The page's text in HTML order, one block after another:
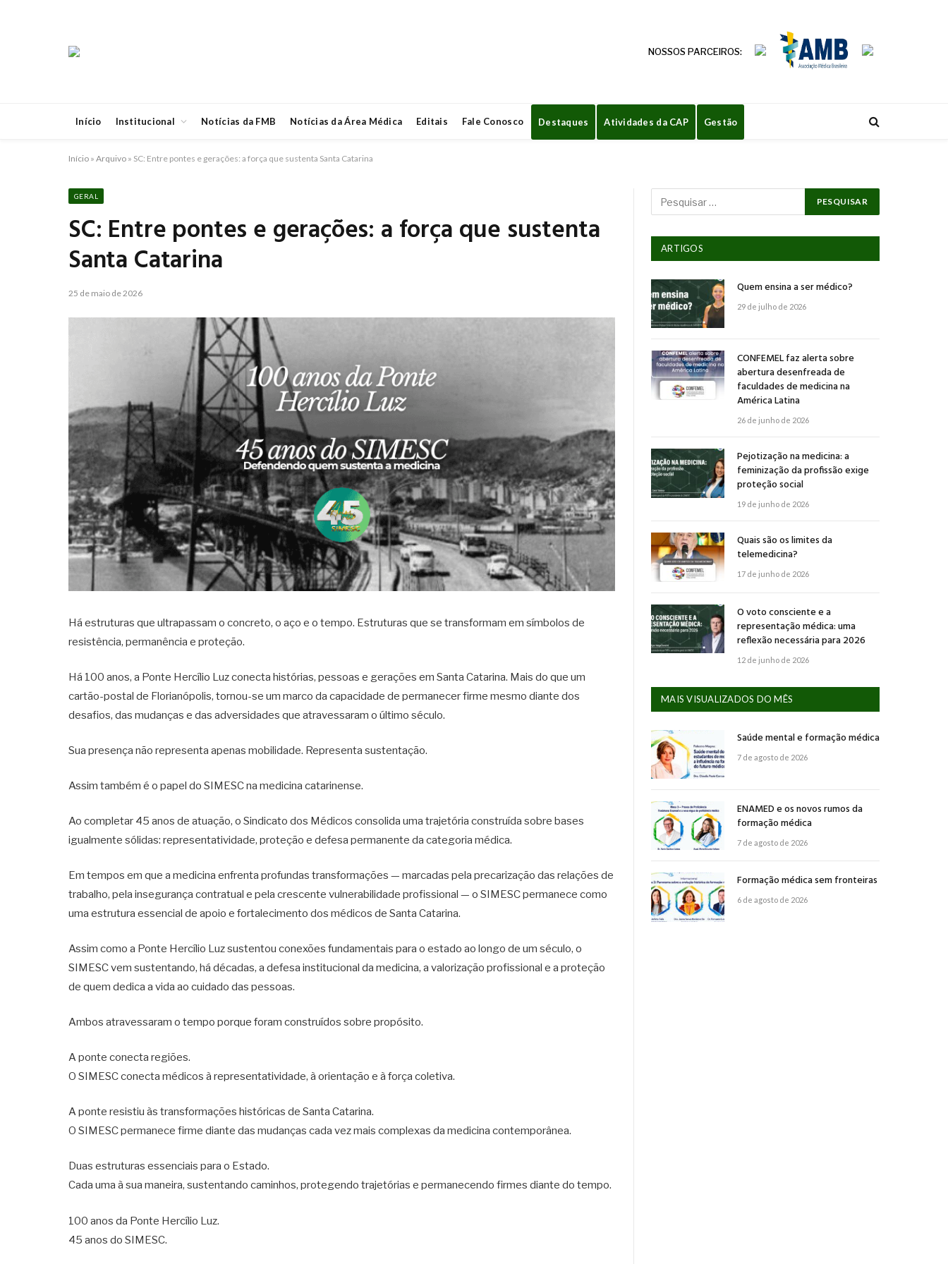
NOSSOS PARCEIROS:
Início Institucional Notícias da FMB Notícias da Área Médica Editais Fale Conosco Destaques Atividades da CAP Gestão
Início » Arquivo » SC: Entre pontes e gerações: a força que sustenta Santa Catarina
GERAL
SC: Entre pontes e gerações: a força que sustenta
Santa Catarina
25 de maio de 2026
Há estruturas que ultrapassam o concreto, o aço e o tempo. Estruturas que se transformam em símbolos de
resistência, permanência e proteção.
Há 100 anos, a Ponte Hercílio Luz conecta histórias, pessoas e gerações em Santa Catarina. Mais do que um
cartão-postal de Florianópolis, tornou-se um marco da capacidade de permanecer firme mesmo diante dos
desafios, das mudanças e das adversidades que atravessaram o último século.
Sua presença não representa apenas mobilidade. Representa sustentação.
Assim também é o papel do SIMESC na medicina catarinense.
Ao completar 45 anos de atuação, o Sindicato dos Médicos consolida uma trajetória construída sobre bases
igualmente sólidas: representatividade, proteção e defesa permanente da categoria médica.
Em tempos em que a medicina enfrenta profundas transformações — marcadas pela precarização das relações de
trabalho, pela insegurança contratual e pela crescente vulnerabilidade profissional — o SIMESC permanece como
uma estrutura essencial de apoio e fortalecimento dos médicos de Santa Catarina.
Assim como a Ponte Hercílio Luz sustentou conexões fundamentais para o estado ao longo de um século, o
SIMESC vem sustentando, há décadas, a defesa institucional da medicina, a valorização profissional e a proteção
de quem dedica a vida ao cuidado das pessoas.
Ambos atravessaram o tempo porque foram construídos sobre propósito.
A ponte conecta regiões.
O SIMESC conecta médicos à representatividade, à orientação e à força coletiva.
A ponte resistiu às transformações históricas de Santa Catarina.
O SIMESC permanece firme diante das mudanças cada vez mais complexas da medicina contemporânea.
Duas estruturas essenciais para o Estado.
Cada uma à sua maneira, sustentando caminhos, protegendo trajetórias e permanecendo firmes diante do tempo.
100 anos da Ponte Hercílio Luz.
45 anos do SIMESC.
ARTIGOS
Quem ensina a ser médico?
29 de julho de 2026
CONFEMEL faz alerta sobre
abertura desenfreada de
faculdades de medicina na
América Latina
26 de junho de 2026
Pejotização na medicina: a
feminização da profissão exige
proteção social
19 de junho de 2026
Quais são os limites da
telemedicina?
17 de junho de 2026
O voto consciente e a
representação médica: uma
reflexão necessária para 2026
12 de junho de 2026
MAIS VISUALIZADOS DO MÊS
Saúde mental e formação médica
7 de agosto de 2026
ENAMED e os novos rumos da
formação médica
7 de agosto de 2026
Formação médica sem fronteiras
6 de agosto de 2026